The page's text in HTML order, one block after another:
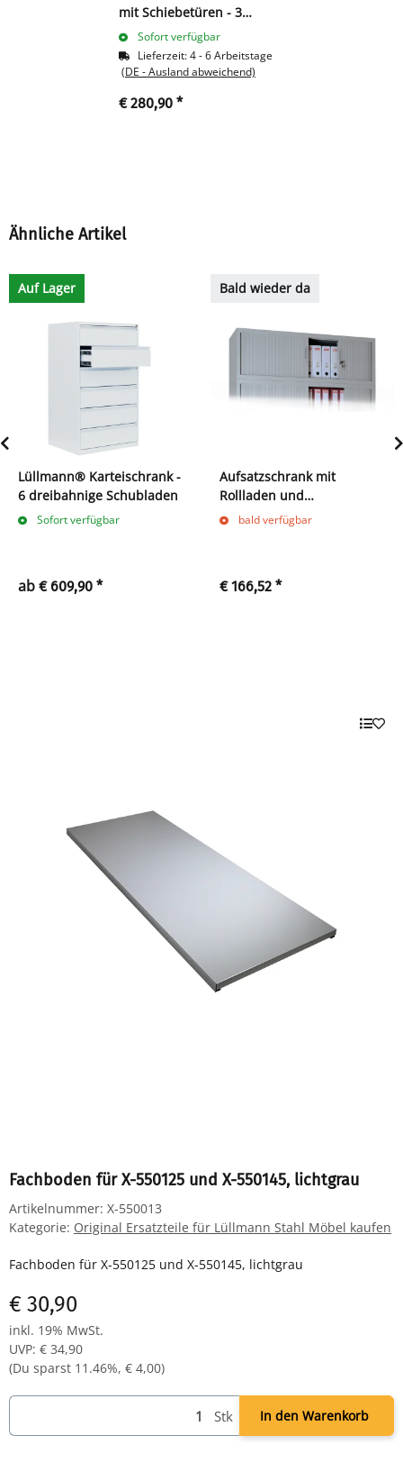
mit Schiebetüren - 3
Ordnerhöhen
Sofort verfügbar
Lieferzeit:4 - 6 Arbeitstage
(DE - Ausland abweichend)
€ 280,90 *
Ähnliche Artikel
Auf Lager
Lüllmann® Karteischrank -
6 dreibahnige Schubladen
Sofort verfügbar
ab € 609,90 *
Bald wieder da
Aufsatzschrank mit
Rollladen und
Zylinderschloss 450 x 1000
bald verfügbar
€ 166,52 *
Fachboden für X-550125 und X-550145, lichtgrau
Artikelnummer: X-550013
Kategorie: Original Ersatzteile für Lüllmann Stahl Möbel kaufen
Fachboden für X-550125 und X-550145, lichtgrau
€ 30,90
inkl. 19% MwSt.
UVP: € 34,90
(Du sparst 11.46%, € 4,00)
Stk In den Warenkorb